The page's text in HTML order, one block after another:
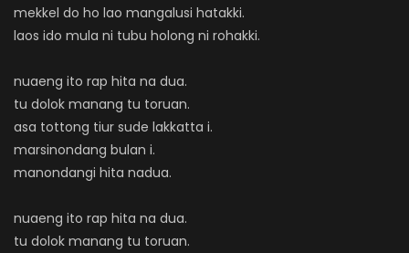
mekkel do ho lao mangalusi hatakki.
laos ido mula ni tubu holong ni rohakki.
nuaeng ito rap hita na dua.
tu dolok manang tu toruan.
asa tottong tiur sude lakkatta i.
marsinondang bulan i.
manondangi hita nadua.
nuaeng ito rap hita na dua.
tu dolok manang tu toruan.